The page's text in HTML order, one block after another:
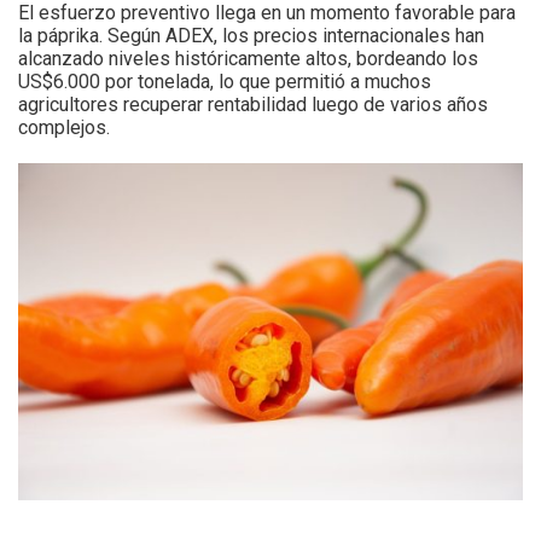
El esfuerzo preventivo llega en un momento favorable para
la páprika. Según ADEX, los precios internacionales han
alcanzado niveles históricamente altos, bordeando los
US$6.000 por tonelada, lo que permitió a muchos
agricultores recuperar rentabilidad luego de varios años
complejos.